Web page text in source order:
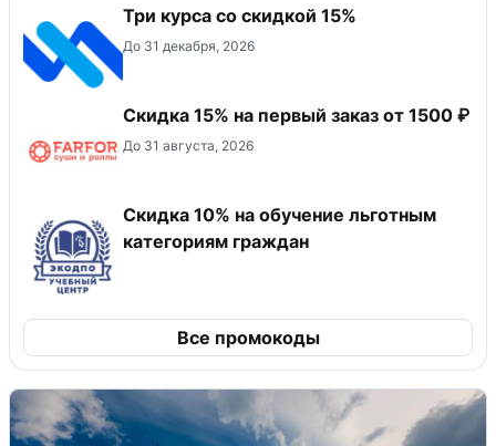
Три курса со скидкой 15%
До 31 декабря, 2026
Скидка 15% на первый заказ от 1500 ₽
До 31 августа, 2026
Скидка 10% на обучение льготным
категориям граждан
Все промокоды